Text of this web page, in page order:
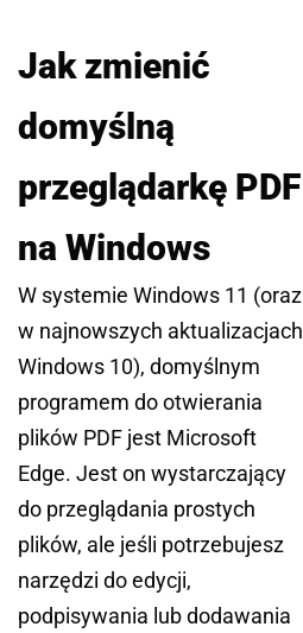
Jak zmienić
domyślną
przeglądarkę PDF
na Windows
W systemie Windows 11 (oraz
w najnowszych aktualizacjach
Windows 10), domyślnym
programem do otwierania
plików PDF jest Microsoft
Edge. Jest on wystarczający
do przeglądania prostych
plików, ale jeśli potrzebujesz
narzędzi do edycji,
podpisywania lub dodawania